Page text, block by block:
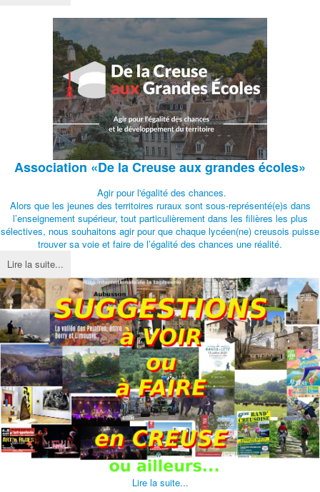
Association «De la Creuse aux grandes écoles»
Agir pour l'égalité des chances.
Alors que les jeunes des territoires ruraux sont sous-représenté(e)s dans
l’enseignement supérieur, tout particulièrement dans les filières les plus
sélectives, nous souhaitons agir pour que chaque lycéen(ne) creusois puisse
trouver sa voie et faire de l’égalité des chances une réalité.
Lire la suite...
Lire la suite...